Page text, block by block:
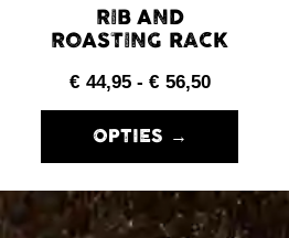
RIB AND
ROASTING RACK
€ 44,95 - € 56,50
OPTIES →